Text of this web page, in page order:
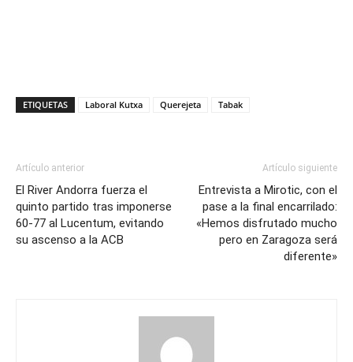
ETIQUETAS Laboral Kutxa Querejeta Tabak
Artículo anterior
El River Andorra fuerza el
quinto partido tras imponerse
60-77 al Lucentum, evitando
su ascenso a la ACB
Artículo siguiente
Entrevista a Mirotic, con el
pase a la final encarrilado:
«Hemos disfrutado mucho
pero en Zaragoza será
diferente»